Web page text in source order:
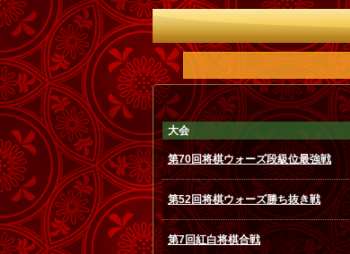
大会
第70回将棋ウォーズ段級位最強戦
第52回将棋ウォーズ勝ち抜き戦
第7回紅白将棋合戦